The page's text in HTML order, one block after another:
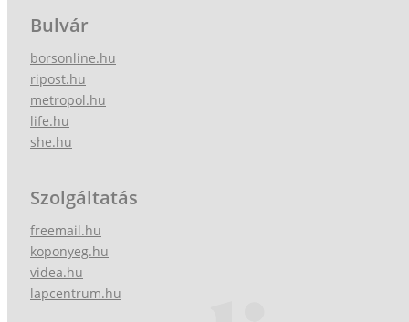
Bulvár
borsonline.hu
ripost.hu
metropol.hu
life.hu
she.hu
Szolgáltatás
freemail.hu
koponyeg.hu
videa.hu
lapcentrum.hu